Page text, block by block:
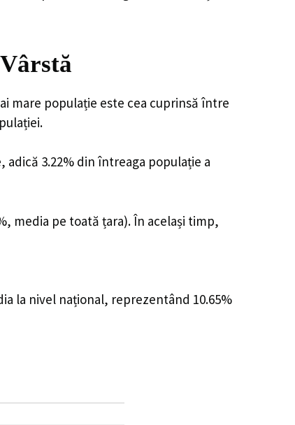
mare populație este cea cuprinsă între
adică 3.22% din întreaga populație a
media pe toată țara). În același timp,
la nivel național, reprezentând 10.65%